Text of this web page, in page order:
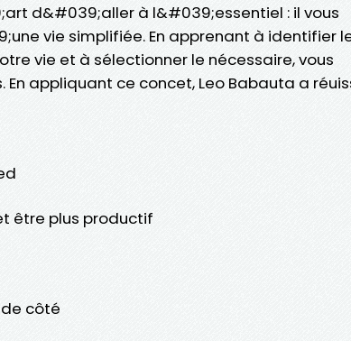
d&#039;aller à l&#039;essentiel : il vous
vie simplifiée. En apprenant à identifier
vie et à sélectionner le nécessaire, vous
appliquant ce concet, Leo Babauta a
être plus productif
côté